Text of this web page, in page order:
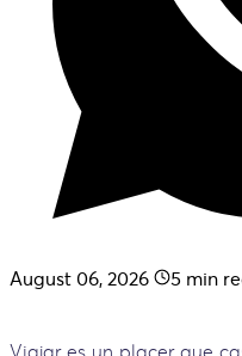
August 06, 2026 5 min